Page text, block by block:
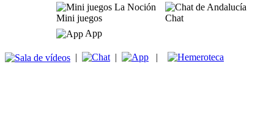
Mini juegos
Chat
App
| | |